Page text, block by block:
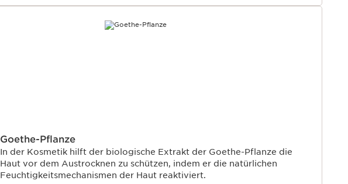
Goethe-Pflanze
In der Kosmetik hilft der biologische Extrakt der Goethe-Pflanze die
Haut vor dem Austrocknen zu schützen, indem er die natürlichen
Feuchtigkeitsmechanismen der Haut reaktiviert.